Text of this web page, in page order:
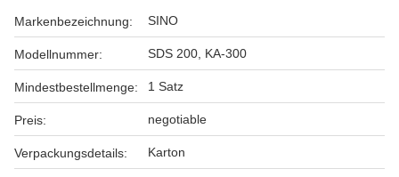
Markenbezeichnung: SINO
Modellnummer: SDS 200, KA-300
Mindestbestellmenge: 1 Satz
Preis: negotiable
Verpackungsdetails: Karton